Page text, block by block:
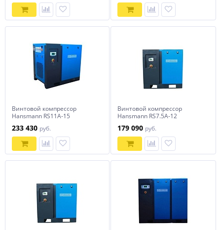
Винтовой компрессор
Hansmann RS11А-15
233 430 руб.
Винтовой компрессор
Hansmann RS7.5А-12
179 090 руб.